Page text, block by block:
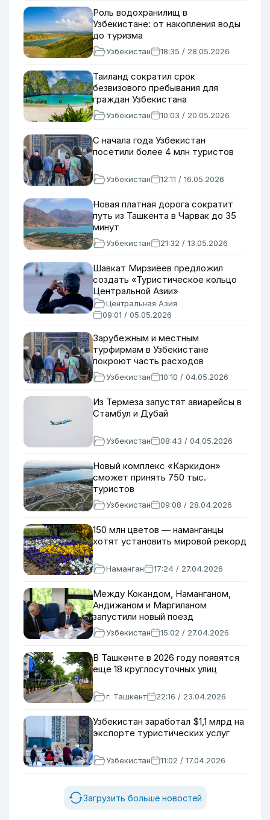
Роль водохранилищ в
Узбекистане: от накопления воды
до туризма
Узбекистан 18:35 / 28.05.2026
Таиланд сократил срок
безвизового пребывания для
граждан Узбекистана
Узбекистан 10:03 / 20.05.2026
С начала года Узбекистан
посетили более 4 млн туристов
Узбекистан 12:11 / 16.05.2026
Новая платная дорога сократит
путь из Ташкента в Чарвак до 35
минут
Узбекистан 21:32 / 13.05.2026
Шавкат Мирзиёев предложил
создать «Туристическое кольцо
Центральной Азии»
Центральная Азия
09:01 / 05.05.2026
Зарубежным и местным
турфирмам в Узбекистане
покроют часть расходов
Узбекистан 10:10 / 04.05.2026
Из Термеза запустят авиарейсы в
Стамбул и Дубай
Узбекистан 08:43 / 04.05.2026
Новый комплекс «Каркидон»
сможет принять 750 тыс.
туристов
Узбекистан 09:08 / 28.04.2026
150 млн цветов — наманганцы
хотят установить мировой рекорд
Наманган 17:24 / 27.04.2026
Между Кокандом, Наманганом,
Андижаном и Маргиланом
запустили новый поезд
Узбекистан 15:02 / 27.04.2026
В Ташкенте в 2026 году появятся
еще 18 круглосуточных улиц
г. Ташкент 22:16 / 23.04.2026
Узбекистан заработал $1,1 млрд на
экспорте туристических услуг
Узбекистан 11:02 / 17.04.2026
Загрузить больше новостей